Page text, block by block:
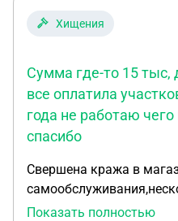
Хищения
Сумма где-то 15 тыс,
все оплатила
года не работаю
спасибо
Свершена кража в
видео . Сумма где-то 15
Показать полностью